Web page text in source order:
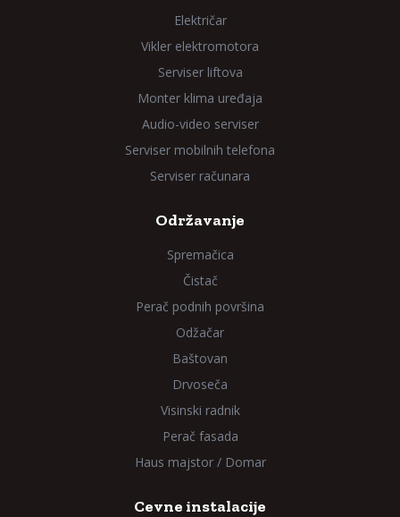
Električar
Vikler elektromotora
Serviser liftova
Monter klima uređaja
Audio-video serviser
Serviser mobilnih telefona
Serviser računara
Održavanje
Spremačica
Čistač
Perač podnih površina
Odžačar
Baštovan
Drvoseča
Visinski radnik
Perač fasada
Haus majstor / Domar
Cevne instalacije